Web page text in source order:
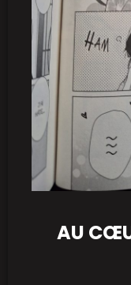
AU